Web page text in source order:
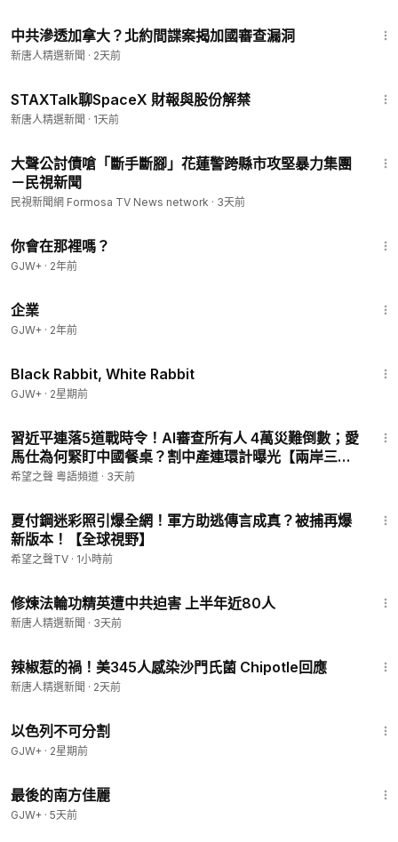
中共滲透加拿大？北約間諜案揭加國審查漏洞
新唐人精選新聞 · 2天前
STAXTalk聊SpaceX 財報與股份解禁
新唐人精選新聞 · 1天前
大聲公討債嗆「斷手斷腳」花蓮警跨縣市攻堅暴力集團
－民視新聞
民視新聞網 Formosa TV News network · 3天前
你會在那裡嗎？
GJW+ · 2年前
企業
GJW+ · 2年前
Black Rabbit, White Rabbit
GJW+ · 2星期前
習近平連落5道戰時令！AI審查所有人 4萬災難倒數；愛
馬仕為何緊盯中國餐桌？割中產連環計曝光【兩岸三
地】
希望之聲 粵語頻道 · 3天前
夏付鋼迷彩照引爆全網！軍方助逃傳言成真？被捕再爆
新版本！【全球視野】
希望之聲TV · 1小時前
修煉法輪功精英遭中共迫害 上半年近80人
新唐人精選新聞 · 3天前
辣椒惹的禍！美345人感染沙門氏菌 Chipotle回應
新唐人精選新聞 · 2天前
以色列不可分割
GJW+ · 2星期前
最後的南方佳麗
GJW+ · 5天前